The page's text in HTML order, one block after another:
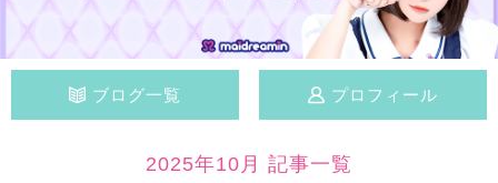
ブログ一覧 プロフィール
2025年10月 記事一覧